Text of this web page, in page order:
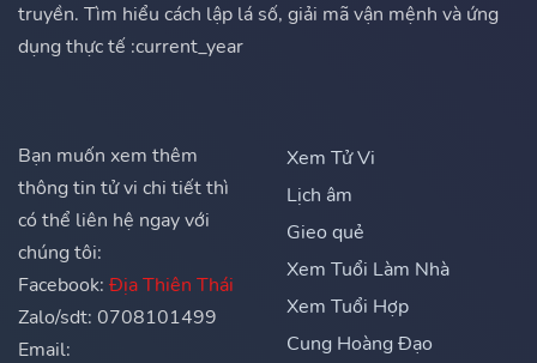
truyền. Tìm hiểu cách lập lá số, giải mã vận mệnh và ứng
dụng thực tế :current_year
Bạn muốn xem thêm
thông tin tử vi chi tiết thì
có thể liên hệ ngay với
chúng tôi:
Facebook: Địa Thiên Thái
Zalo/sdt: 0708101499
Email:
Xem Tử Vi
Lịch âm
Gieo quẻ
Xem Tuổi Làm Nhà
Xem Tuổi Hợp
Cung Hoàng Đạo